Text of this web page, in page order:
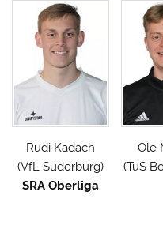
Rudi Kadach
(VfL Suderburg)
SRA Oberliga
Ole
(TuS